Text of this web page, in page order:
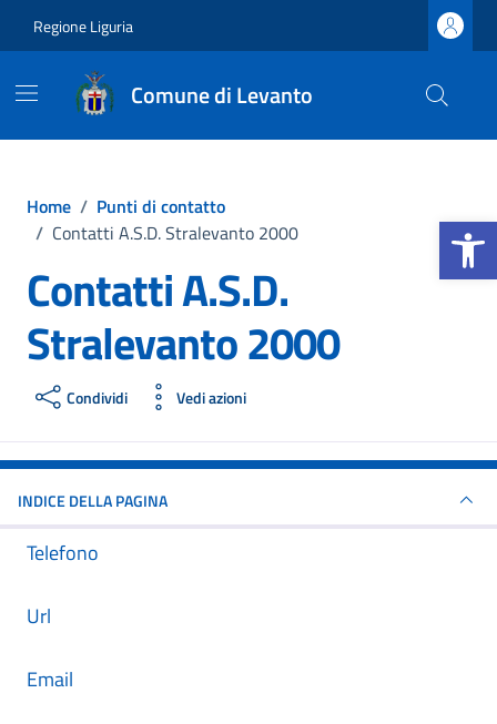
Apri la
Regione Liguria
Comune di Levanto
Home / Punti di contatto
/ Contatti A.S.D. Stralevanto 2000
Contatti A.S.D.
Stralevanto 2000
Condividi Vedi azioni
INDICE DELLA PAGINA
Telefono
Url
Email